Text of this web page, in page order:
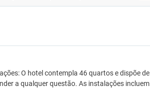
O hotel contempla 46 quartos e dispõe
a qualquer questão. As instalações